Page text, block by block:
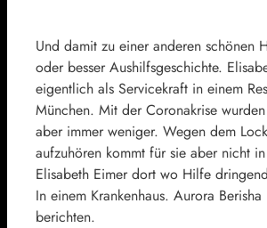
Und damit zu einer anderen schönen
oder besser Aushilfsgeschichte.
eigentlich als Servicekraft in einem
München. Mit der Coronakrise
aber immer weniger. Wegen dem
aufzuhören kommt für sie aber nicht
Elisabeth Eimer dort wo Hilfe
In einem Krankenhaus. Aurora
berichten.